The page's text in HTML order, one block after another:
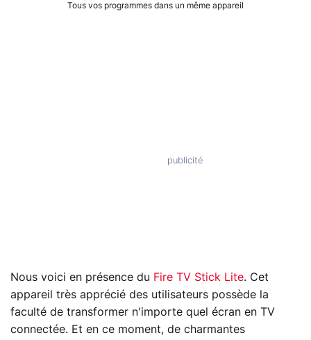
Tous vos programmes dans un même appareil
Nous voici en présence du Fire TV Stick Lite. Cet
appareil très apprécié des utilisateurs possède la
faculté de transformer n'importe quel écran en TV
connectée. Et en ce moment, de charmantes